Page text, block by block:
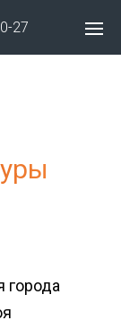
27
города